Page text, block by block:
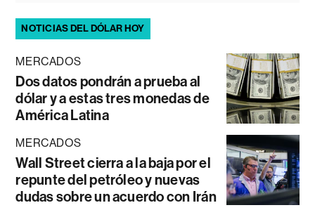
NOTICIAS DEL DÓLAR HOY
MERCADOS
Dos datos pondrán a prueba al
dólar y a estas tres monedas de
América Latina
MERCADOS
Wall Street cierra a la baja por el
repunte del petróleo y nuevas
dudas sobre un acuerdo con Irán